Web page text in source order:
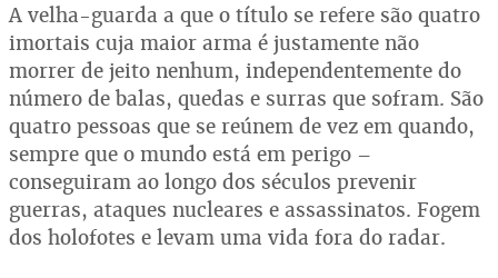
A velha-guarda a que o título se refere são quatro
imortais cuja maior arma é justamente não
morrer de jeito nenhum, independentemente do
número de balas, quedas e surras que sofram. São
quatro pessoas que se reúnem de vez em quando,
sempre que o mundo está em perigo –
conseguiram ao longo dos séculos prevenir
guerras, ataques nucleares e assassinatos. Fogem
dos holofotes e levam uma vida fora do radar.